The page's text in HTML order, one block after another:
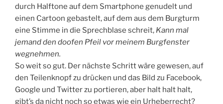
durch Halftone auf dem Smartphone genudelt und
einen Cartoon gebastelt, auf dem aus dem Burgturm
eine Stimme in die Sprechblase schreit, Kann mal
jemand den doofen Pfeil vor meinem Burgfenster
wegnehmen.
So weit so gut. Der nächste Schritt wäre gewesen, auf
den Teilenknopf zu drücken und das Bild zu Facebook,
Google und Twitter zu portieren, aber halt halt halt,
gibt’s da nicht noch so etwas wie ein Urheberrecht?